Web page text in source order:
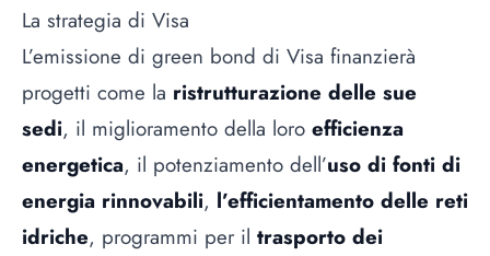
La strategia di Visa
L’emissione di green bond di Visa finanzierà
progetti come la ristrutturazione delle sue
sedi, il miglioramento della loro efficienza
energetica, il potenziamento dell’uso di fonti di
energia rinnovabili, l’efficientamento delle reti
idriche, programmi per il trasporto dei